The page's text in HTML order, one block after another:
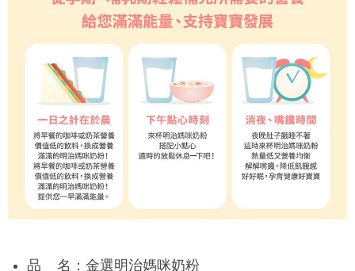
品 名：金選明治媽咪奶粉